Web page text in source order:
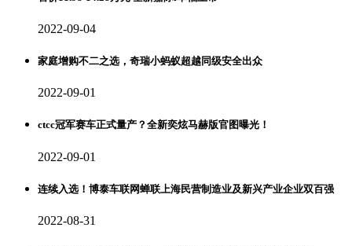
2022-09-04
家庭增购不二之选，奇瑞小蚂蚁超越同级安全出众
2022-09-01
ctcc冠军赛车正式量产？全新奕炫马赫版官图曝光！
2022-09-01
连续入选！博泰车联网蝉联上海民营制造业及新兴产业企业双百强
2022-08-31